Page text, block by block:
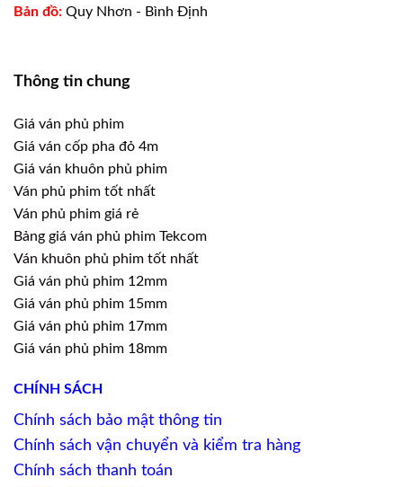
Bản đồ: Quy Nhơn - Bình Định
Thông tin chung
Giá ván phủ phim
Giá ván cốp pha đỏ 4m
Giá ván khuôn phủ phim
Ván phủ phim tốt nhất
Ván phủ phim giá rẻ
Bảng giá ván phủ phim Tekcom
Ván khuôn phủ phim tốt nhất
Giá ván phủ phim 12mm
Giá ván phủ phim 15mm
Giá ván phủ phim 17mm
Giá ván phủ phim 18mm
CHÍNH SÁCH
Chính sách bảo mật thông tin
Chính sách vận chuyển và kiểm tra hàng
Chính sách thanh toán